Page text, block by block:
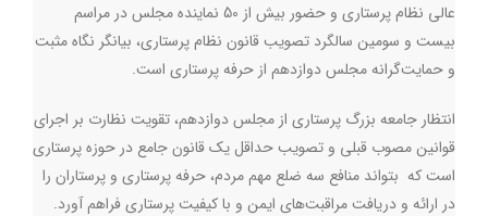
عالی نظام پرستاری و حضور بیش از 50 نماینده مجلس در مراسم
بیست و سومین سالگرد تصویب قانون نظام پرستاری، بیانگر نگاه مثبت
و حمایت‌گرانه مجلس دوازدهم از حرفه پرستاری است.
انتظار جامعه بزرگ پرستاری از مجلس دوازدهم، تقویت نظارت بر اجرای
قوانین مصوب قبلی و تصویب حداقل یک قانون جامع در حوزه پرستاری
است که بتواند منافع سه ضلع مهم مردم، حرفه پرستاری و پرستاران را
در ارائه و دریافت مراقبت‌های ایمن و با کیفیت پرستاری فراهم آورد.